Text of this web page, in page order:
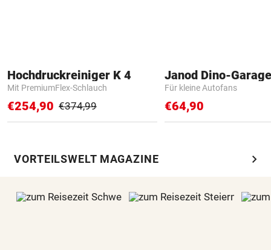
Hochdruckreiniger K 4
Mit PremiumFlex-Schlauch
€254,90 €374,99
Janod Dino-Garage
Für kleine Autofans
€64,90
VORTEILSWELT MAGAZINE chevron_right